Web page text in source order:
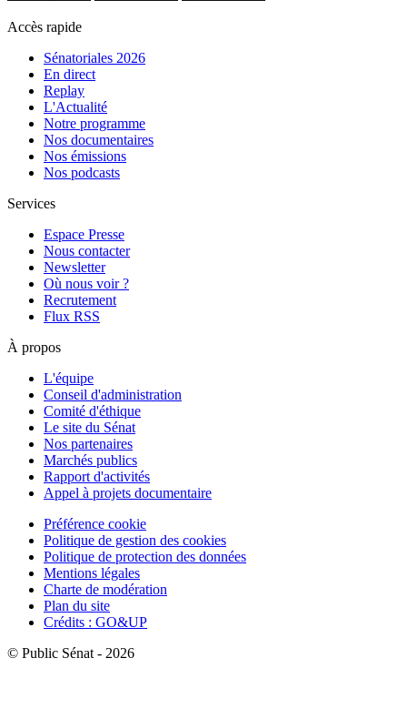
Accès rapide
Sénatoriales 2026
En direct
Replay
L'Actualité
Notre programme
Nos documentaires
Nos émissions
Nos podcasts
Services
Espace Presse
Nous contacter
Newsletter
Où nous voir ?
Recrutement
Flux RSS
À propos
L'équipe
Conseil d'administration
Comité d'éthique
Le site du Sénat
Nos partenaires
Marchés publics
Rapport d'activités
Appel à projets documentaire
Préférence cookie
Politique de gestion des cookies
Politique de protection des données
Mentions légales
Charte de modération
Plan du site
Crédits : GO&UP
© Public Sénat - 2026